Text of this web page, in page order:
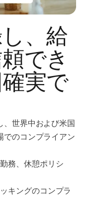
、給
でき
実で
、世界中および米国
でのコンプライアン
務、休憩ポリシ
キングのコンプラ